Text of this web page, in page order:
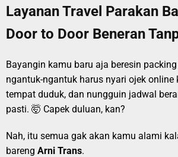
Layanan Travel Parakan
Door to Door Beneran
Bayangin kamu baru aja beresin
ngantuk-ngantuk harus nyari ojek online
tempat duduk, dan nungguin jadwal
pasti. 🤯 Capek duluan, kan?
Nah, itu semua gak akan kamu alami
bareng Arni Trans.